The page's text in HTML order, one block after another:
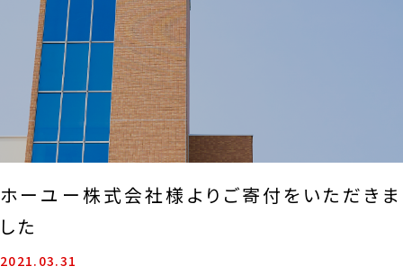
ホーユー株式会社様よりご寄付をいただきま
した
2021.03.31